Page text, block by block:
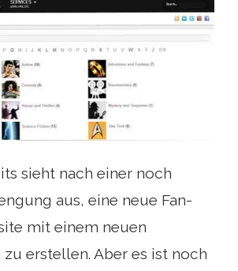
sieht nach einer noch
aus, eine neue Fan-
mit einem neuen
erstellen. Aber es ist noch